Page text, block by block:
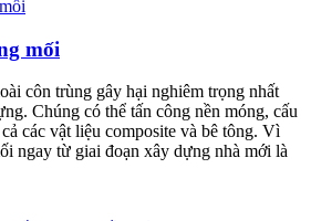
mối
côn trùng gây hại nghiêm trọng nhất
Chúng có thể tấn công nền móng, cấu
các vật liệu composite và bê tông. Vì
ngay từ giai đoạn xây dựng nhà mới là